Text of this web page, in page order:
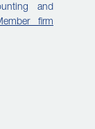
and
firm